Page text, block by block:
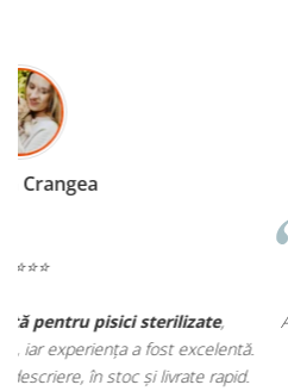
Apreciez foarte mult faptul că pe
doar hrană, ci și produse din
antiparazitare, suplimente și